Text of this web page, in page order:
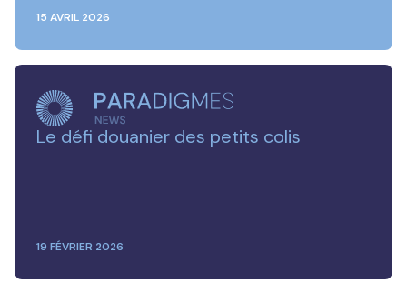
15 AVRIL 2026
Le défi douanier des petits colis
19 FÉVRIER 2026